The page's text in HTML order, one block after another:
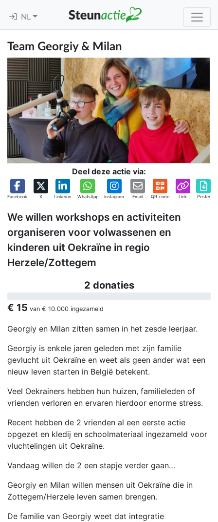
NL
Team Georgiy & Milan
Deel deze actie via:
Facebook X Linkedin WhatsApp Instagram Email QR-code Link Poster
We willen workshops en activiteiten
organiseren voor volwassenen en
kinderen uit Oekraïne in regio
Herzele/Zottegem
2 donaties
€ 15 van € 10.000 ingezameld
Georgiy en Milan zitten samen in het zesde leerjaar.
Georgiy is enkele jaren geleden met zijn familie
gevlucht uit Oekraïne en weet als geen ander wat een
nieuw leven starten in België betekent.
Veel Oekrainers hebben hun huizen, familieleden of
vrienden verloren en ervaren hierdoor enorme stress.
Recent hebben de 2 vrienden al een eerste actie
opgezet en kledij en schoolmateriaal ingezameld voor
vluchtelingen uit Oekraïne.
Vandaag willen de 2 een stapje verder gaan…
Georgiy en Milan willen mensen uit Oekraïne die in
Zottegem/Herzele leven samen brengen.
De familie van Georgiy weet dat integratie